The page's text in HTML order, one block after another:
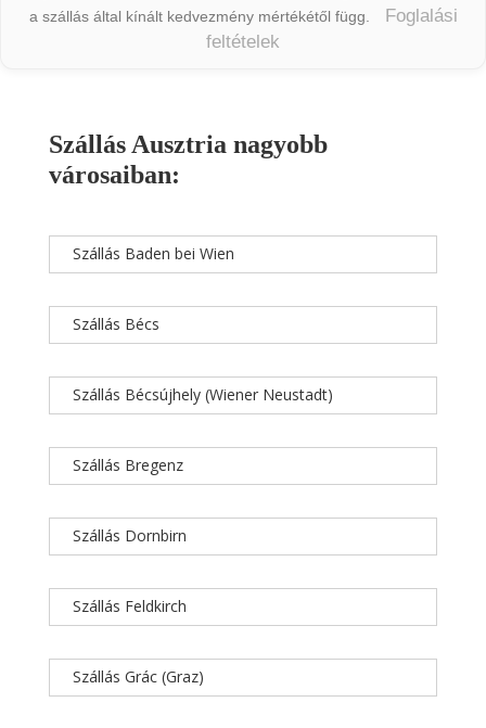
a szállás által kínált kedvezmény mértékétől függ.
Foglalási
feltételek
Szállás Ausztria nagyobb
városaiban:
Szállás Baden bei Wien
Szállás Bécs
Szállás Bécsújhely (Wiener Neustadt)
Szállás Bregenz
Szállás Dornbirn
Szállás Feldkirch
Szállás Grác (Graz)